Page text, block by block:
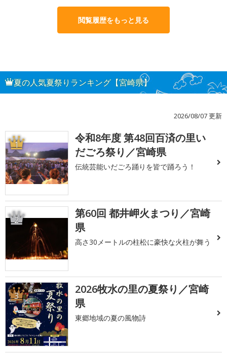
閲覧履歴をもっと見る
夏の人気夏祭りランキング【宮崎県】
2026/08/07 更新
1
令和8年度 第48回百済の里い
だごろ祭り／宮崎県
伝統芸能いだごろ踊りを皆で踊ろう！
2
第60回 都井岬火まつり／宮崎
県
高さ30メートルの柱松に豪快な火柱が舞う
3
2026牧水の里の夏祭り／宮崎
県
東郷地域の夏の風物詩